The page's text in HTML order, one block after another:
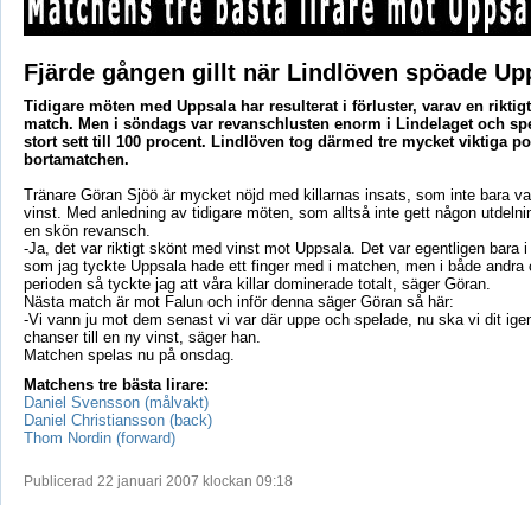
Fjärde gången gillt när Lindlöven spöade
Tidigare möten med Uppsala har resulterat i förluster, varav en
match. Men i söndags var revanschlusten enorm i Lindelaget och
stort sett till 100 procent. Lindlöven tog därmed tre mycket viktiga
bortamatchen.
Tränare Göran Sjöö är mycket nöjd med killarnas insats, som inte bara
vinst. Med anledning av tidigare möten, som alltså inte gett någon
en skön revansch.
-Ja, det var riktigt skönt med vinst mot Uppsala. Det var egentligen bara i
som jag tyckte Uppsala hade ett finger med i matchen, men i både andra
perioden så tyckte jag att våra killar dominerade totalt, säger Göran.
Nästa match är mot Falun och inför denna säger Göran så här:
-Vi vann ju mot dem senast vi var där uppe och spelade, nu ska vi dit
chanser till en ny vinst, säger han.
Matchen spelas nu på onsdag.
Matchens tre bästa lirare:
Daniel Svensson (målvakt)
Daniel Christiansson (back)
Thom Nordin (forward)
Publicerad 22 januari 2007 klockan 09:18